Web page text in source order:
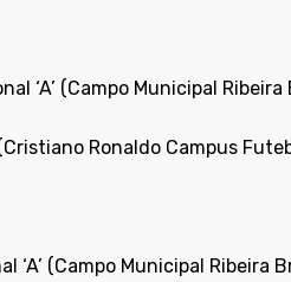
‘A’ (Campo Municipal Ribeira
Ronaldo Campus
‘A’ (Campo Municipal Ribeira